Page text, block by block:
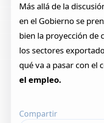
Más allá de la
en el Gobierno se
bien la proyección de
los sectores
qué va a pasar con el
el empleo.
Compartir